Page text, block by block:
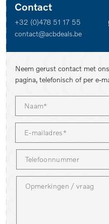
Contact
+32 (0)478 51 17 55
contact@acbdeals.be
Neem gerust contact met
pagina, telefonisch of per e-